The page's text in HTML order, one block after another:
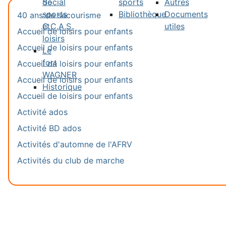
de
sports
et
loisirs
Le
fort
WAGNER
Historique
sports
Bibliothèque
Social
-
C.C.A.S.
Autres
Documents
utiles
40 ans de secourisme
Accueil de loisirs pour enfants
Accueil de loisirs pour enfants
Accueil de loisirs pour enfants
Accueil de loisirs pour enfants
Accueil de loisirs pour enfants
Activité ados
Activité BD ados
Activités d'automne de l'AFRV
Activités du club de marche